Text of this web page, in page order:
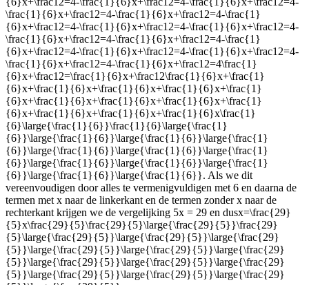
\frac{1}{6}x+\frac12=4-\frac{1}{6}x+\frac12=4-\frac{1}
{6}x+\frac12=4-\frac{1}{6}x+\frac12=4-\frac{1}{6}x+\frac12=4-
\frac{1}{6}x+\frac12=4-\frac{1}{6}x+\frac12=4-\frac{1}
{6}x+\frac12=4-\frac{1}{6}x+\frac12=4-\frac{1}{6}x+\frac12=4-
\frac{1}{6}x+\frac12=4-\frac{1}{6}x+\frac12=4\frac{1}
{6}x+\frac12=\frac{1}{6}x+\frac12\frac{1}{6}x+\frac{1}
{6}x+\frac{1}{6}x+\frac{1}{6}x+\frac{1}{6}x+\frac{1}
{6}x+\frac{1}{6}x+\frac{1}{6}x+\frac{1}{6}x+\frac{1}
{6}x+\frac{1}{6}x+\frac{1}{6}x+\frac{1}{6}x\frac{1}
{6}\large{\frac{1}{6}}\frac{1}{6}\large{\frac{1}
{6}}\large{\frac{1}{6}}\large{\frac{1}{6}}\large{\frac{1}
{6}}\large{\frac{1}{6}}\large{\frac{1}{6}}\large{\frac{1}
{6}}\large{\frac{1}{6}}\large{\frac{1}{6}}\large{\frac{1}
{6}}\large{\frac{1}{6}}\large{\frac{1}{6}}. Als we dit
vereenvoudigen door alles te vermenigvuldigen met 6 en daarna de
termen met x naar de linkerkant en de termen zonder x naar de
rechterkant krijgen we de vergelijking 5x = 29 en dusx=\frac{29}
{5}x\frac{29}{5}\frac{29}{5}\large{\frac{29}{5}}\frac{29}
{5}\large{\frac{29}{5}}\large{\frac{29}{5}}\large{\frac{29}
{5}}\large{\frac{29}{5}}\large{\frac{29}{5}}\large{\frac{29}
{5}}\large{\frac{29}{5}}\large{\frac{29}{5}}\large{\frac{29}
{5}}\large{\frac{29}{5}}\large{\frac{29}{5}}\large{\frac{29}